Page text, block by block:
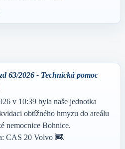
63/2026 - Technická pomoc
v 10:39 byla naše jednotka
obtížného hmyzu do areálu
nemocnice Bohnice.
CAS 20 Volvo 🚒.